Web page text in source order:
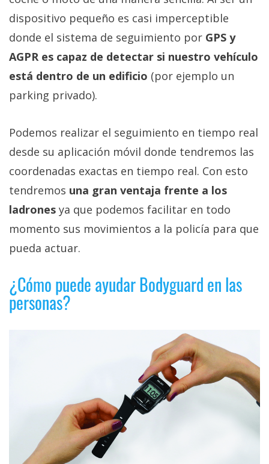
dispositivo pequeño es casi imperceptible
donde el sistema de seguimiento por GPS y
AGPR es capaz de detectar si nuestro vehículo
está dentro de un edificio (por ejemplo un
parking privado).
Podemos realizar el seguimiento en tiempo real
desde su aplicación móvil donde tendremos las
coordenadas exactas en tiempo real. Con esto
tendremos una gran ventaja frente a los
ladrones ya que podemos facilitar en todo
momento sus movimientos a la policía para que
pueda actuar.
¿Cómo puede ayudar Bodyguard en las
personas?